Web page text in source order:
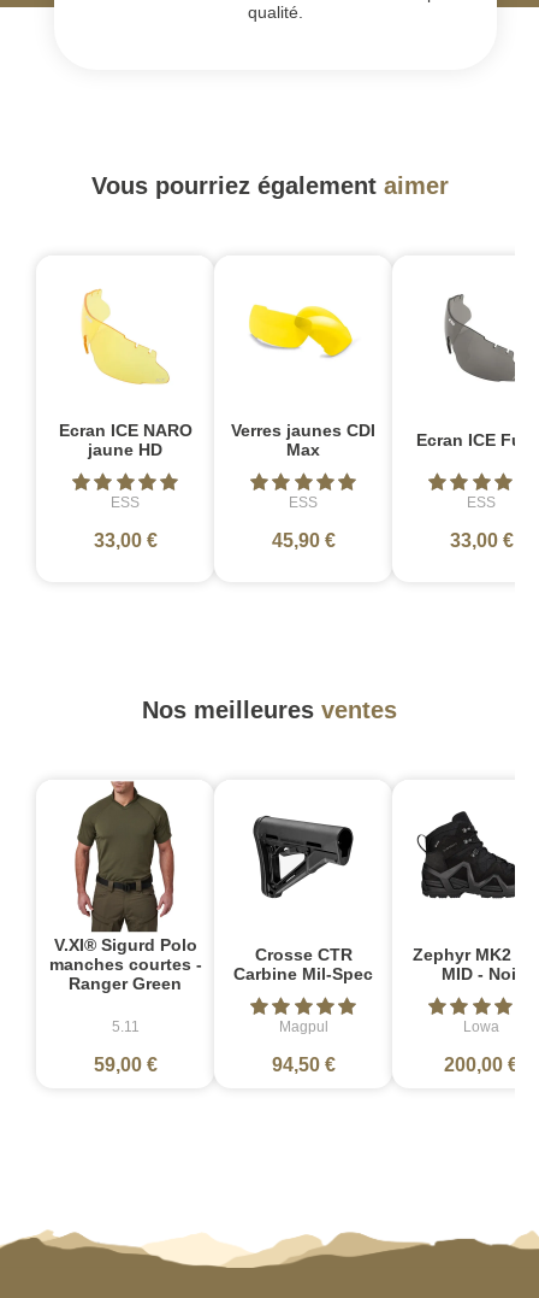
qualité.
Vous pourriez également aimer
Ecran ICE NARO
jaune HD
ESS
33,00 €
Verres jaunes CDI
Max
ESS
45,90 €
Ecran ICE
ESS
33,00 €
Nos meilleures ventes
V.XI® Sigurd Polo
manches courtes -
Ranger Green
5.11
59,00 €
Crosse CTR
Carbine Mil-Spec
Magpul
94,50 €
Zephyr MK2
MID - Noir
Lowa
200,00 €